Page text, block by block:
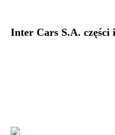
Inter Cars S.A.